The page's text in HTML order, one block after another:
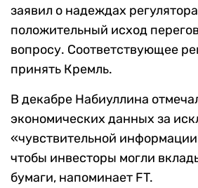
заявил о надеждах
положительный исход
вопросу. Соответствующее
принять Кремль.
В декабре Набиуллина
экономических данных за
«чувствительной
чтобы инвесторы могли
бумаги, напоминает FT.